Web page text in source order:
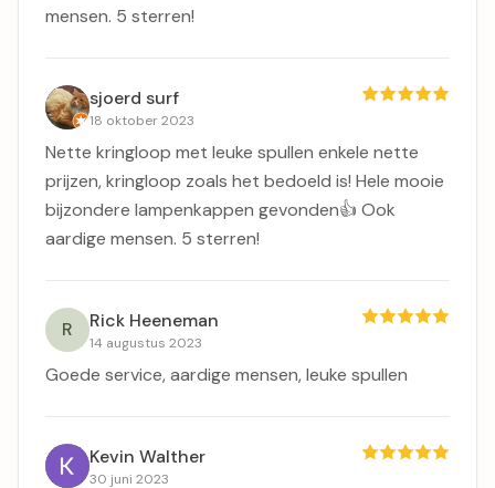
prijzen, kringloop zoals het bedoeld is! Hele mooie
sjoerd surf
18 oktober 2023
Nette kringloop met leuke spullen enkele nette
prijzen, kringloop zoals het bedoeld is! Hele mooie
R Rick Heeneman